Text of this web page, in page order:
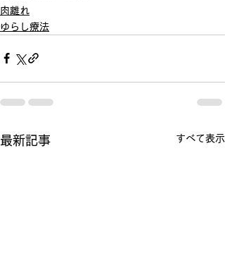
肉離れ
ゆらし療法
最新記事 すべて表示